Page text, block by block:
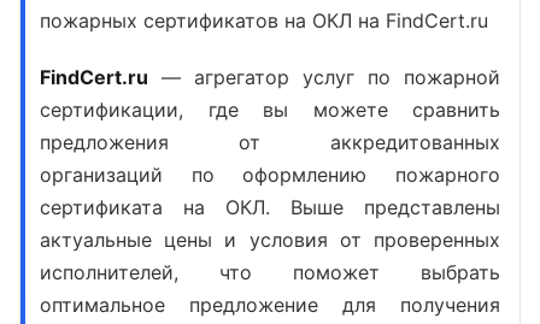
пожарных сертификатов на ОКЛ на FindCert.ru
FindCert.ru — агрегатор услуг по пожарной
сертификации, где вы можете сравнить
предложения от аккредитованных
организаций пооформлению пожарного
сертификата на ОКЛ. Выше представлены
актуальные цены и условия от проверенных
исполнителей, что поможет выбрать
оптимальное предложение для получения